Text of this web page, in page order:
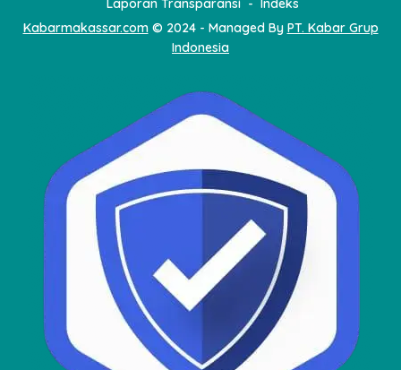
Laporan Transparansi
Indeks
Kabarmakassar.com© 2024 - Managed By PT. Kabar Grup
Indonesia